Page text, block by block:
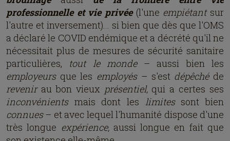
professionnelle et vie privée(l'une empiétantsur
l'autre et inversement)... si bien que dès que l'OMS
a déclaré le COVID endémique et a décrété qu'il ne
nécessitait plus de mesures de sécurité sanitaire
particulières, tout le monde– aussi bien les
employeursque les employés– s'est dépêchéde
revenirau bon vieux présentiel,qui a certes ses
inconvénientsmais dont les limitessont bien
connues– et avec lequel l'humanité dispose d'une
très longue expérience,aussi longue en fait que